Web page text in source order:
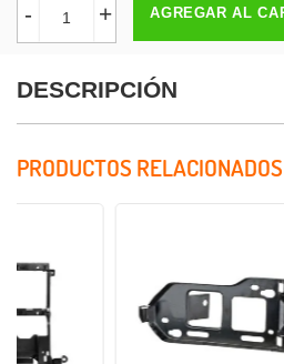
- + AGREGAR AL
DESCRIPCIÓN
PRODUCTOS RELACIONADOS